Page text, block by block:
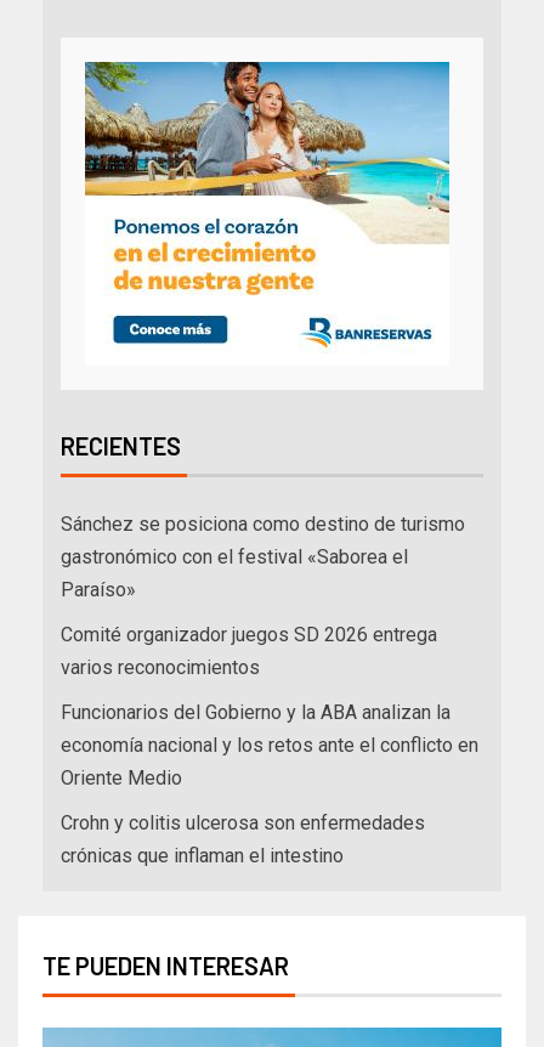
RECIENTES
Sánchez se posiciona como destino de turismo
gastronómico con el festival «Saborea el
Paraíso»
Comité organizador juegos SD 2026 entrega
varios reconocimientos
Funcionarios del Gobierno y la ABA analizan la
economía nacional y los retos ante el conflicto en
Oriente Medio
Crohn y colitis ulcerosa son enfermedades
crónicas que inflaman el intestino
TE PUEDEN INTERESAR